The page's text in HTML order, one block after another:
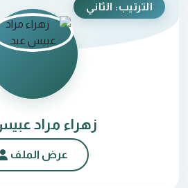
الترتيب: الثاني
زهراء مراد
عرض الملف